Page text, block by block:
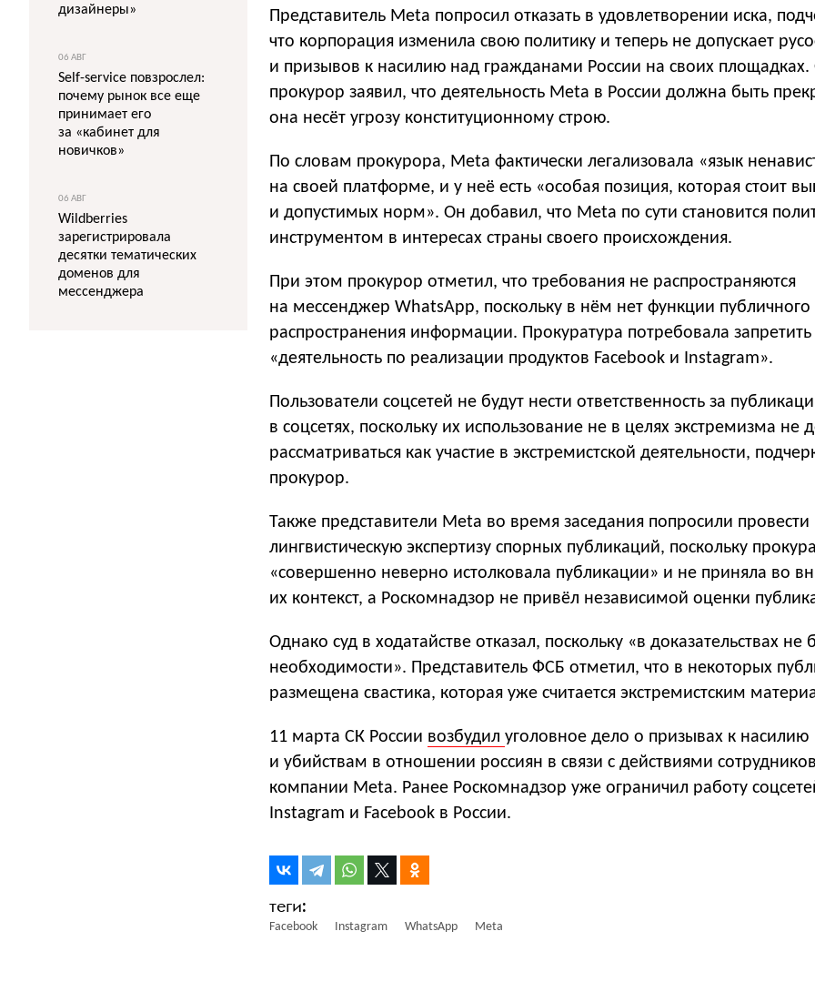
Представитель Meta попросил отказать в удовлетворении иска,
что корпорация изменила свою политику и теперь не допускает
и призывов к насилию над гражданами России на своих
прокурор заявил, что деятельность Meta в России должна быть
она несёт угрозу конституционному строю.
По словам прокурора, Meta фактически легализовала «язык
на своей платформе, и у неё есть «особая позиция, которая стоит
и допустимых норм». Он добавил, что Meta по сути становится
инструментом в интересах страны своего происхождения.
При этом прокурор отметил, что требования не распространяются
на мессенджер WhatsApp, поскольку в нём нет функции публичного
распространения информации. Прокуратура потребовала запретить
«деятельность по реализации продуктов Facebook и Instagram».
Пользователи соцсетей не будут нести ответственность за
в соцсетях, поскольку их использование не в целях экстремизма не
рассматриваться как участие в экстремистской деятельности,
прокурор.
Также представители Meta во время заседания попросили провести
лингвистическую экспертизу спорных публикаций, поскольку
«совершенно неверно истолковала публикации» и не приняла во
их контекст, а Роскомнадзор не привёл независимой оценки
Однако суд в ходатайстве отказал, поскольку «в доказательствах не
необходимости». Представитель ФСБ отметил, что в некоторых
размещена свастика, которая уже считается экстремистским
11 марта СК России возбудил уголовное дело о призывах к насилию
и убийствам в отношении россиян в связи с действиями
компании Meta. Ранее Роскомнадзор уже ограничил работу
Instagram и Facebook в России.
Facebook Instagram WhatsApp Meta
дизайнеры»
06 АВГ
Self-service повзрослел:
почему рынок все еще
принимает его
за «кабинет для
новичков»
06 АВГ
Wildberries
зарегистрировала
десятки тематических
доменов для
мессенджера